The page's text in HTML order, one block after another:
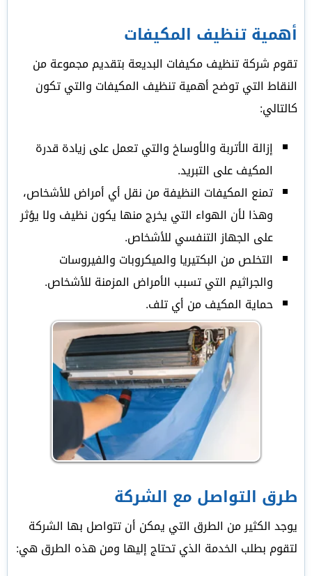
أهمية تنظيف المكيفات
تقوم شركة تنظيف مكيفات البديعة بتقديم مجموعة من
النقاط التي توضح أهمية تنظيف المكيفات والتي تكون
كالتالي:
إزالة الأتربة والأوساخ والتي تعمل على زيادة قدرة
المكيف على التبريد.
تمنع المكيفات النظيفة من نقل أي أمراض للأشخاص،
وهذا لأن الهواء التي يخرج منها يكون نظيف ولا يؤثر
على الجهاز التنفسي للأشخاص.
التخلص من البكتيريا والميكروبات والفيروسات
والجراثيم التي تسبب الأمراض المزمنة للأشخاص.
حماية المكيف من أي تلف.
طرق التواصل مع الشركة
يوجد الكثير من الطرق التي يمكن أن تتواصل بها الشركة
لتقوم بطلب الخدمة الذي تحتاج إليها ومن هذه الطرق هي: